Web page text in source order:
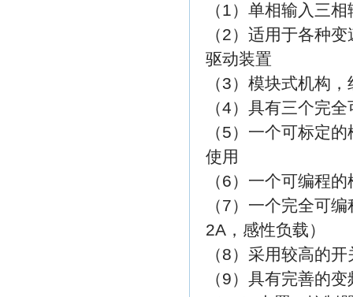
（1）单相输入三
（2）适用于各种
驱动装置
（3）模块式机构
（4）具有三个完
（5）一个可标定
使用
（6）一个可编程
（7）一个完全可
2A，感性负载）
（8）采用较高的
（9）具有完善的